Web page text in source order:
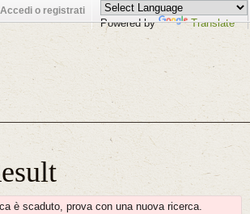
Accedi o registrati
Powered by Translate
è scaduto, prova con una nuova ricerca.